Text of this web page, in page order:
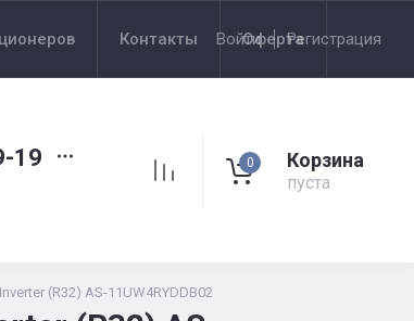
Контакты Оферта
Войти Регистрация
19 0 Корзина
пуста
(R32) AS-11UW4RYDDB02